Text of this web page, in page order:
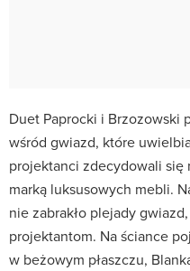
Duet Paprocki i Brzozowski
wśród gwiazd, które
projektanci zdecydowali się
marką luksusowych mebli.
nie zabrakło plejady
projektantom. Na ściance
w beżowym płaszczu,